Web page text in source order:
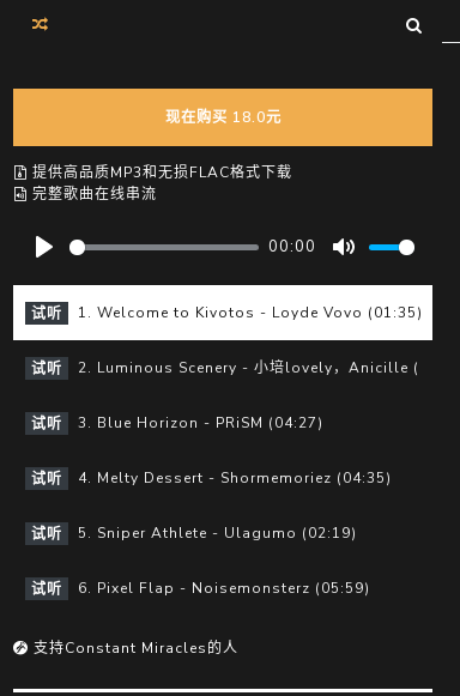
现在购买 18.0元
提供高品质MP3和无损FLAC格式下载
完整歌曲在线串流
l
a
y
00:00
试听 1. Welcome to Kivotos - Loyde Vovo (01:35)
试听 2. Luminous Scenery - 小培lovely，Anicille (02:19)
试听 3. Blue Horizon - PRiSM (04:27)
试听 4. Melty Dessert - Shormemoriez (04:35)
试听 5. Sniper Athlete - Ulagumo (02:19)
试听 6. Pixel Flap - Noisemonsterz (05:59)
支持Constant Miracles的人